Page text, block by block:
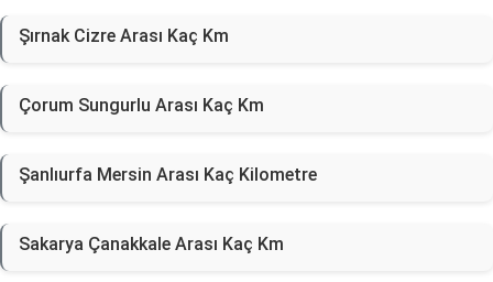
Şırnak Cizre Arası Kaç Km
Çorum Sungurlu Arası Kaç Km
Şanlıurfa Mersin Arası Kaç Kilometre
Sakarya Çanakkale Arası Kaç Km